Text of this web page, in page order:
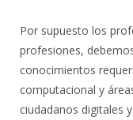
Por supuesto los
profesiones,
conocimientos
computacional y
ciudadanos digitales